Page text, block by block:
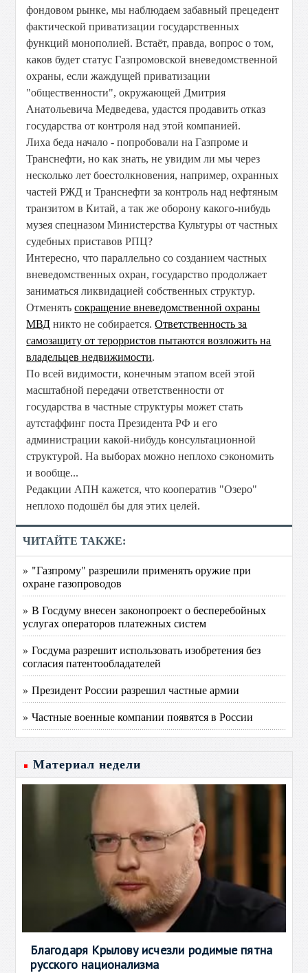
фондовом рынке, мы наблюдаем забавный прецедент
фактической приватизации государственных
функций монополией. Встаёт, правда, вопрос о том,
каков будет статус Газпромовской вневедомственной
охраны, если жаждущей приватизации
"общественности", окружающей Дмитрия
Анатольевича Медведева, удастся продавить отказ
государства от контроля над этой компанией.
Лиха беда начало - попробовали на Газпроме и
Транснефти, но как знать, не увидим ли мы через
несколько лет боестолкновения, например, охранных
частей РЖД и Транснефти за контроль над нефтяным
транзитом в Китай, а так же оборону какого-нибудь
музея спецназом Министерства Культуры от частных
судебных приставов РПЦ?
Интересно, что параллельно со созданием частных
вневедомственных охран, государство продолжает
заниматься ликвидацией собственных структур.
Отменятьсокращение вневедомственной охраны
МВД никто не собирается.Ответственность за
самозащиту от терорристов пытаются возложить на
владельцев недвижимости.
По всей видимости, конечным этапом всей этой
масштабной передачи ответственности от
государства в частные структуры может стать
аутстаффинг поста Президента РФ и его
администрации какой-нибудь консультационной
структурой. На выборах можно неплохо сэкономить
и вообще...
Редакции АПН кажется, что кооператив "Озеро"
неплохо подошёл бы для этих целей.
ЧИТАЙТЕ ТАКЖЕ:
» "Газпрому" разрешили применять оружие при
охране газопроводов
» В Госдуму внесен законопроект о бесперебойных
услугах операторов платежных систем
» Госдума разрешит использовать изобретения без
согласия патентообладателей
» Президент России разрешил частные армии
» Частные военные компании появятся в России
Материал недели
Благодаря Крылову исчезли родимые пятна
русского национализма